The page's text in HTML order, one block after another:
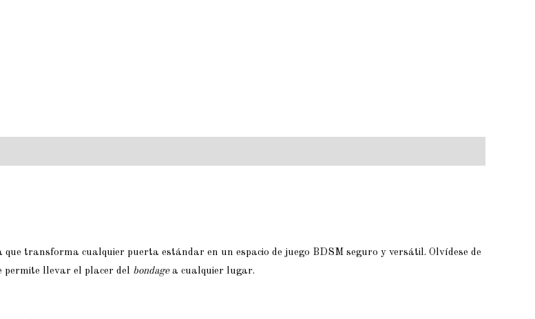
que transforma cualquier puerta estándar en un espacio de juego BDSM seguro y versátil. Olvídese de
permite llevar el placer del bondagea cualquier lugar.